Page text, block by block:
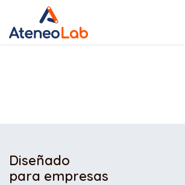
Ir al contenido
Diseñado
para empresas